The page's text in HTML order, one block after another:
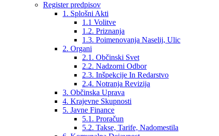
Register predpisov
1. Splošni Akti
1.1 Volitve
1.2. Priznanja
1.3. Poimenovanja Naselij, Ulic
2. Organi
2.1. Občinski Svet
2.2. Nadzorni Odbor
2.3. Inšpekcije In Redarstvo
2.4. Notranja Revizija
3. Občinska Uprava
4. Krajevne Skupnosti
5. Javne Finance
5.1. Proračun
5.2. Takse, Tarife, Nadomestila